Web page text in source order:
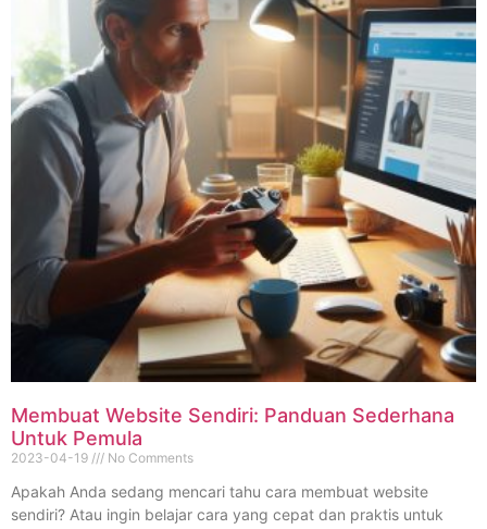
Membuat Website Sendiri: Panduan Sederhana
Untuk Pemula
2023-04-19 No Comments
Apakah Anda sedang mencari tahu cara membuat website
sendiri? Atau ingin belajar cara yang cepat dan praktis untuk